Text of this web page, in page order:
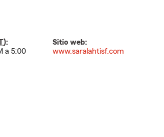
):
a 5:00
Sitio web:
www.saralahtisf.com